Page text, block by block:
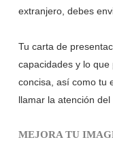
extranjero, debes
Tu carta de
capacidades y lo
concisa, así como tu
llamar la atención
MEJORA TU